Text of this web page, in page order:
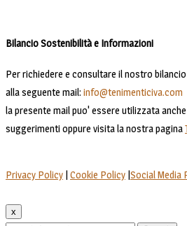
Bilancio Sostenibilità e Informazioni
Per richiedere e consultare il nostro
alla seguente mail: info@tenimenticiva.com
la presente mail puo' essere utilizzata
suggerimenti oppure visita la nostra pagina
Privacy Policy | Cookie Policy |Social Media
x